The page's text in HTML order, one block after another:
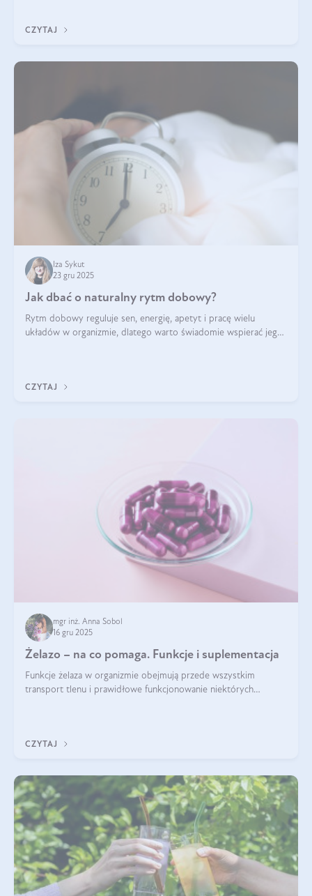
bydlęcy.
CZYTAJ
Iza Sykut
23 gru 2025
Jak dbać o naturalny rytm dobowy?
Rytm dobowy reguluje sen, energię, apetyt i pracę wielu
układów w organizmie, dlatego warto świadomie wspierać jego
CZYTAJ
mgr inż. Anna Sobol
16 gru 2025
Żelazo – na co pomaga. Funkcje i suplementacja
Funkcje żelaza w organizmie obejmują przede wszystkim
transport tlenu i prawidłowe funkcjonowanie niektórych
CZYTAJ